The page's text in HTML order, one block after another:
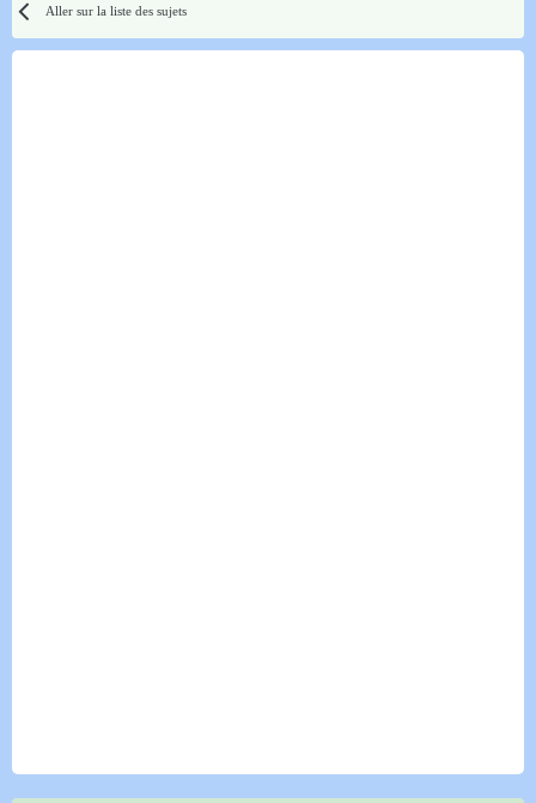
Aller sur la liste des sujets